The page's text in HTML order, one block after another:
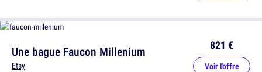
Une bague Faucon Millenium
Etsy
821 €
Voir l'offre